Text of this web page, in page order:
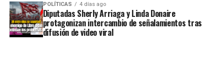
POLÍTICAS 4 días ago
Diputadas Sherly Arriaga y Linda Donaire
protagonizan intercambio de señalamientos tras
difusión de video viral